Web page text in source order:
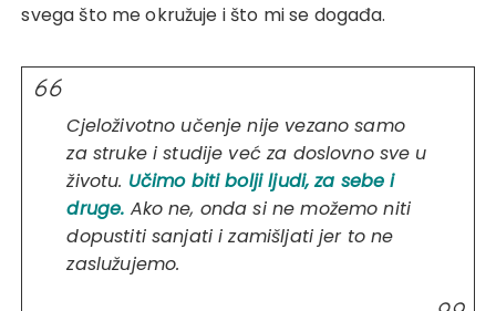
svega što me okružuje i što mi se događa.
Cjeloživotno učenje nije vezano samo
za struke i studije već za doslovno sve u
životu. Učimo biti bolji ljudi, za sebe i
druge. Ako ne, onda si ne možemo niti
dopustiti sanjati i zamišljati jer to ne
zaslužujemo.